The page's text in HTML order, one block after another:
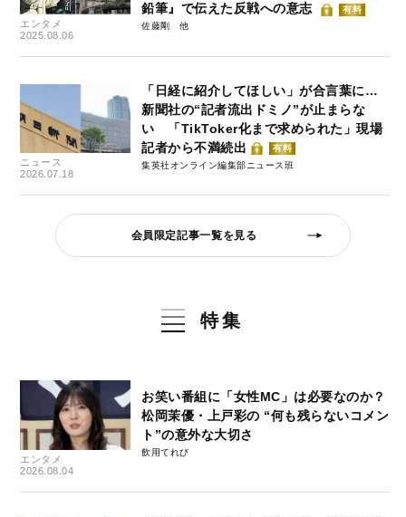
エンタメ
2025.08.06
鉛筆』で伝えた反戦への意志
有料
佐藤剛
ニュース
2026.07.18
「日経に紹介してほしい」が合言葉に…
新聞社の“記者流出ドミノ”が止まらな
い 「TikToker化まで求められた」現場
記者から不満続出
有料
集英社オンライン編集部ニュース班
会員限定記事一覧を見る
特集
エンタメ
2026.08.04
お笑い番組に「女性MC」は必要なのか？
松岡茉優・上戸彩の “何も残らないコメン
ト”の意外な大切さ
飲用てれび